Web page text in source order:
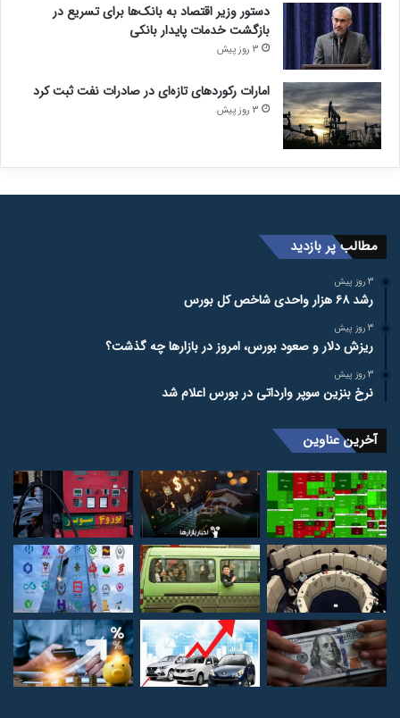
دستور وزیر اقتصاد به بانک‌ها برای تسریع در
بازگشت خدمات پایدار بانکی
3 روز پیش
امارات رکورد‌های تازه‌ای در صادرات نفت ثبت کرد
3 روز پیش
مطالب پر بازدید
3 روز پیش
رشد ۶۸ هزار واحدی شاخص کل بورس
3 روز پیش
ریزش دلار و صعود بورس، امروز در بازارها چه گذشت؟
3 روز پیش
نرخ بنزین سوپر وارداتی در بورس اعلام شد
آخرین عناوین